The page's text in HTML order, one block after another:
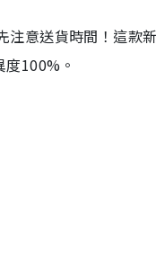
注意送貨時間！這款
100%。